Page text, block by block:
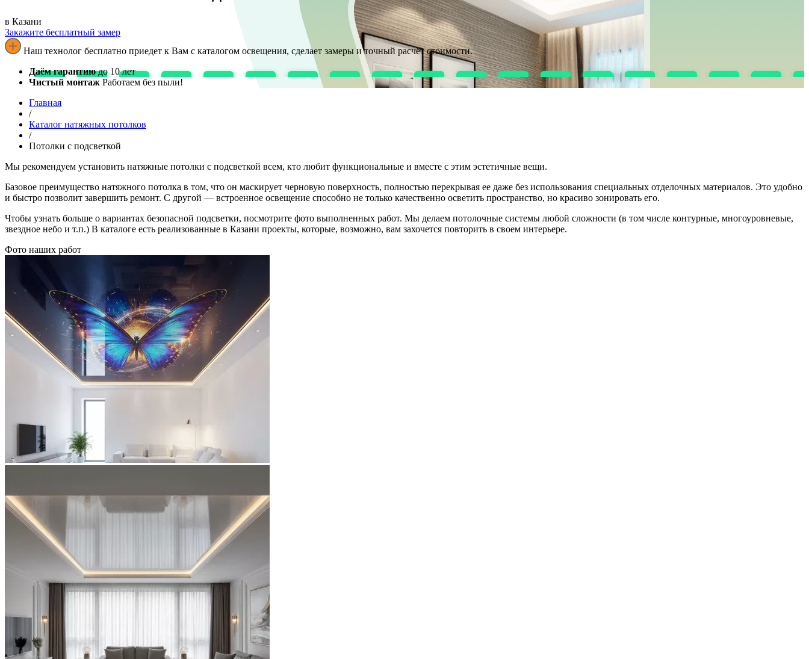
в Казани
Закажите бесплатный замер
Наш технолог бесплатно приедет к Вам с каталогом освещения, сделает замеры и точный расчёт стоимости.
Даём гарантиюдо 10 лет
Чистый монтаж Работаем без пыли!
Главная
/
Каталог натяжных потолков
/
Потолки с подсветкой
Мы рекомендуем установить натяжные потолки с подсветкой всем, кто любит функциональные и вместе с этим эстетичные вещи.
Базовое преимущество натяжного потолка в том, что он маскирует черновую поверхность, полностью перекрывая ее даже без использования специальных отделочных материалов. Это удобно
и быстро позволит завершить ремонт. С другой — встроенное освещение способно не только качественно осветить пространство, но красиво зонировать его.
Чтобы узнать больше о вариантах безопасной подсветки, посмотрите фото выполненных работ. Мы делаем потолочные системы любой сложности (в том числе контурные, многоуровневые,
звездное небо и т.п.) В каталоге есть реализованные в Казани проекты, которые, возможно, вам захочется повторить в своем интерьере.
Фото наших работ